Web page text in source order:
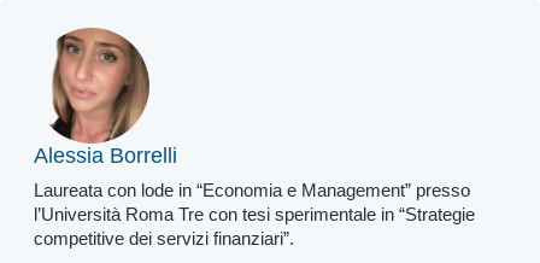
Alessia Borrelli
Laureata con lode in “Economia e Management” presso
l’Università Roma Tre con tesi sperimentale in “Strategie
competitive dei servizi finanziari”.